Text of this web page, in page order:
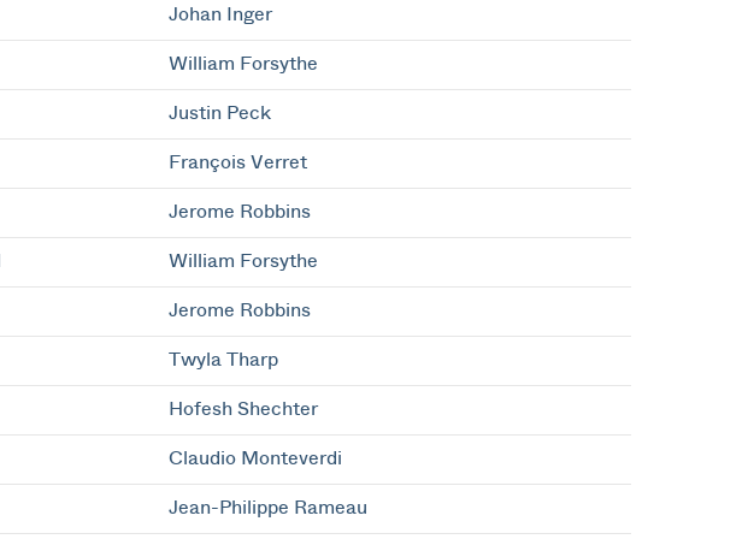
Johan Inger
William Forsythe
Justin Peck
François Verret
Jerome Robbins
William Forsythe
Jerome Robbins
Twyla Tharp
Hofesh Shechter
Claudio Monteverdi
Jean-Philippe Rameau